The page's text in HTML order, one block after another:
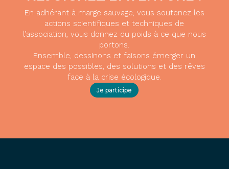
En adhérant à marge sauvage, vous soutenez les
actions scientifiques et techniques de
l’association, vous donnez du poids à ce que nous
portons.
Ensemble, dessinons et faisons émerger un
espace des possibles, des solutions et des rêves
face à la crise écologique.
Je participe